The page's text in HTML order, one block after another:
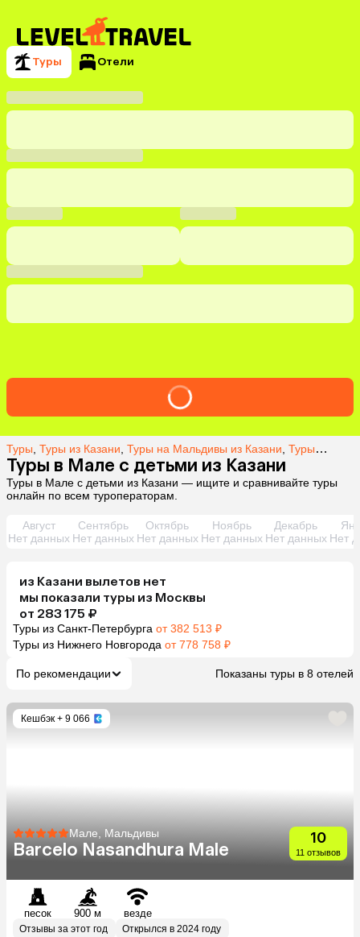
Туры Отели
Туры Туры из Казани Туры на Мальдивы из Казани Туры в Мале из Казани
Туры в Мале с детьми из Казани
Туры в Мале с детьми из Казани — ищите и сравнивайте туры
онлайн по всем туроператорам.
Август
Нет данных
Сентябрь
Нет данных
Октябрь
Нет данных
Ноябрь
Нет данных
Декабрь
Нет данных Нет
из Казани вылетов нет
мы показали туры из Москвы
от 283 175 ₽
Туры из Санкт-Петербурга от 382 513 ₽
Туры из Нижнего Новгорода от 778 758 ₽
По рекомендации Показаны туры в 8 отелей
Кешбэк + 9 066
Мале, Мальдивы
Barcelo Nasandhura Male
10
11 отзывов
песок 900 м везде
Отзывы за этот год Открылся в 2024 году